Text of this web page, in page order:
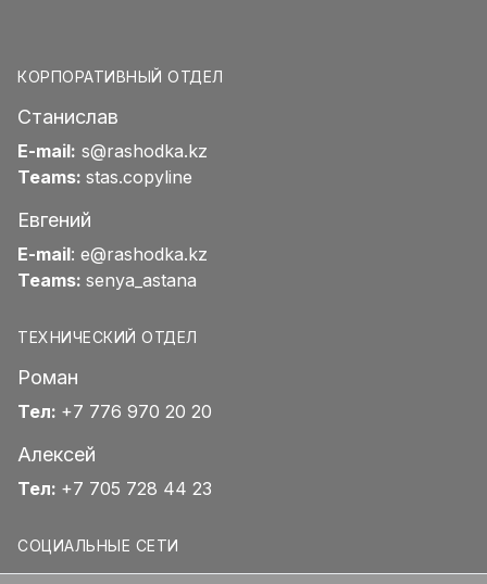
КОРПОРАТИВНЫЙ ОТДЕЛ
Станислав
E-mail: s@rashodka.kz
Teams: stas.copyline
Евгений
E-mail: e@rashodka.kz
Teams: senya_astana
ТЕХНИЧЕСКИЙ ОТДЕЛ
Роман
Тел: +7 776 970 20 20
Алексей
Тел: +7 705 728 44 23
СОЦИАЛЬНЫЕ СЕТИ